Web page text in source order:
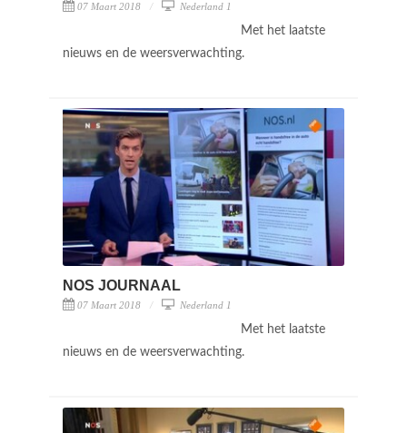
07 Maart 2018 Nederland 1
Met het laatste
nieuws en de weersverwachting.
NOS JOURNAAL
07 Maart 2018 Nederland 1
Met het laatste
nieuws en de weersverwachting.